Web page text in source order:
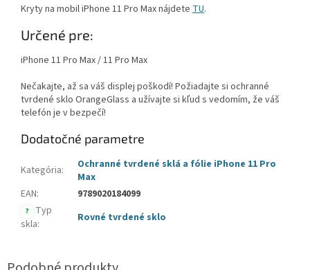
Kryty na mobil iPhone 11 Pro Max nájdete TU.
Určené pre:
iPhone 11 Pro Max / 11 Pro Max
Nečakajte, až sa váš displej poškodí! Požiadajte si ochranné
tvrdené sklo OrangeGlass a užívajte si kľud s vedomím, že váš
telefón je v bezpečí!
Dodatočné parametre
Kategória:
Ochranné tvrdené sklá a fólie iPhone 11 Pro
Max
EAN: 9789020184099
?
Typ
skla: Rovné tvrdené sklo